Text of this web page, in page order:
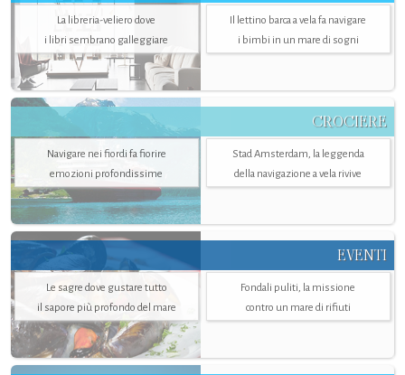
La libreria-veliero dove
i libri sembrano galleggiare
Il lettino barca a vela fa navigare
i bimbi in un mare di sogni
CROCIERE
Navigare nei fiordi fa fiorire
emozioni profondissime
Stad Amsterdam, la leggenda
della navigazione a vela rivive
EVENTI
Le sagre dove gustare tutto
il sapore più profondo del mare
Fondali puliti, la missione
contro un mare di rifiuti